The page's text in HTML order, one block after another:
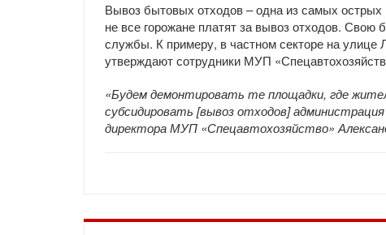
Вывоз бытовых отходов – одна из самых острых
не все горожане платят за вывоз отходов.
службы. К примеру, в частном секторе на улице
утверждают сотрудники МУП
«Будем демонтировать те площадки, где
субсидировать [вывоз отходов]
директора МУП «Спецавтохозяйство»